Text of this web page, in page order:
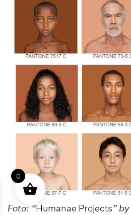
Foto: “Humanae Projects” by
0